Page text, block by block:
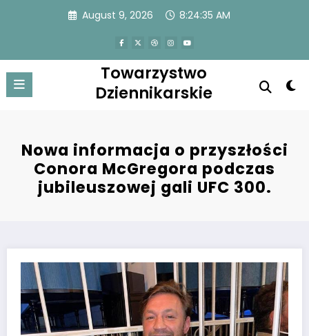
August 9, 2026 8:24:35 AM
Towarzystwo
Dziennikarskie
Nowa informacja o przyszłości
Conora McGregora podczas
jubileuszowej gali UFC 300.